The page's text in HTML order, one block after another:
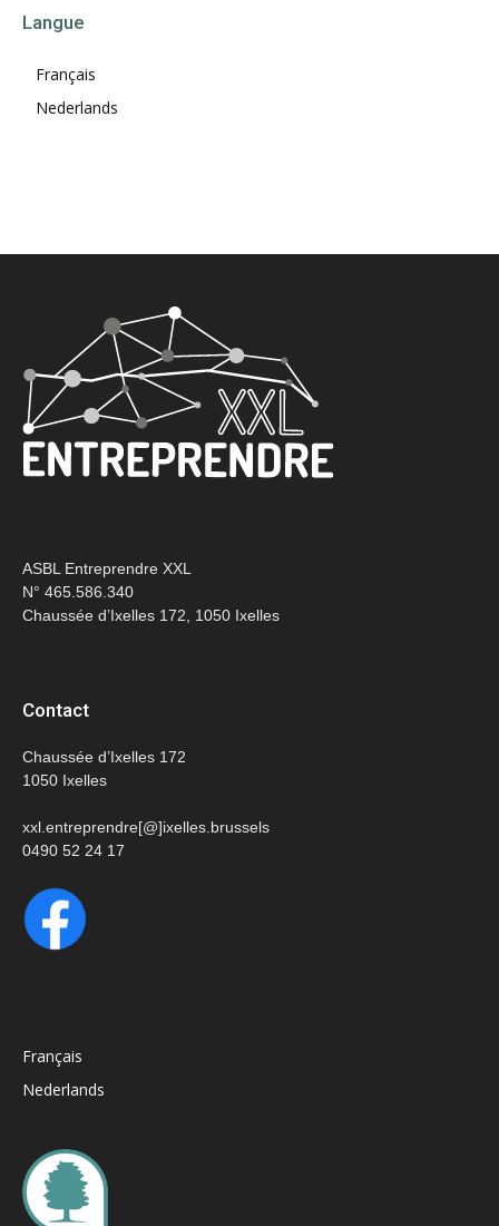
Langue
Français
Nederlands
ASBL Entreprendre XXL
N° 465.586.340
Chaussée d’Ixelles 172, 1050 Ixelles
Contact
Chaussée d’Ixelles 172
1050 Ixelles
xxl.entreprendre[@]ixelles.brussels
0490 52 24 17
Français
Nederlands